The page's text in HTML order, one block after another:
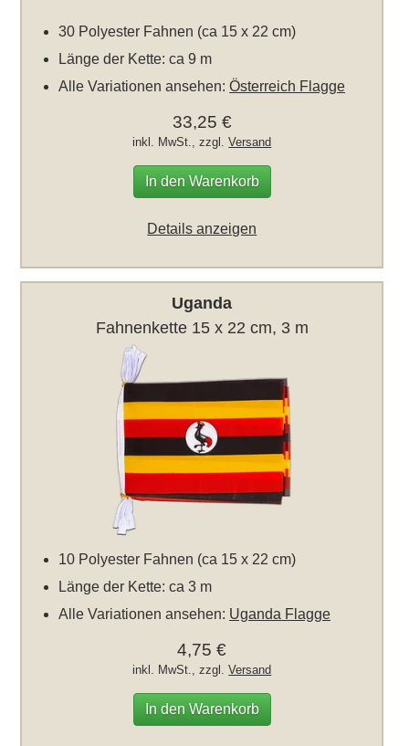
30 Polyester Fahnen (ca 15 x 22 cm)
Länge der Kette: ca 9 m
Alle Variationen ansehen:Österreich Flagge
33,25 €
inkl. MwSt., zzgl.Versand
In den Warenkorb
Details anzeigen
Uganda
Fahnenkette 15 x 22 cm, 3 m
10 Polyester Fahnen (ca 15 x 22 cm)
Länge der Kette: ca 3 m
Alle Variationen ansehen: Uganda Flagge
4,75 €
inkl. MwSt., zzgl.Versand
In den Warenkorb